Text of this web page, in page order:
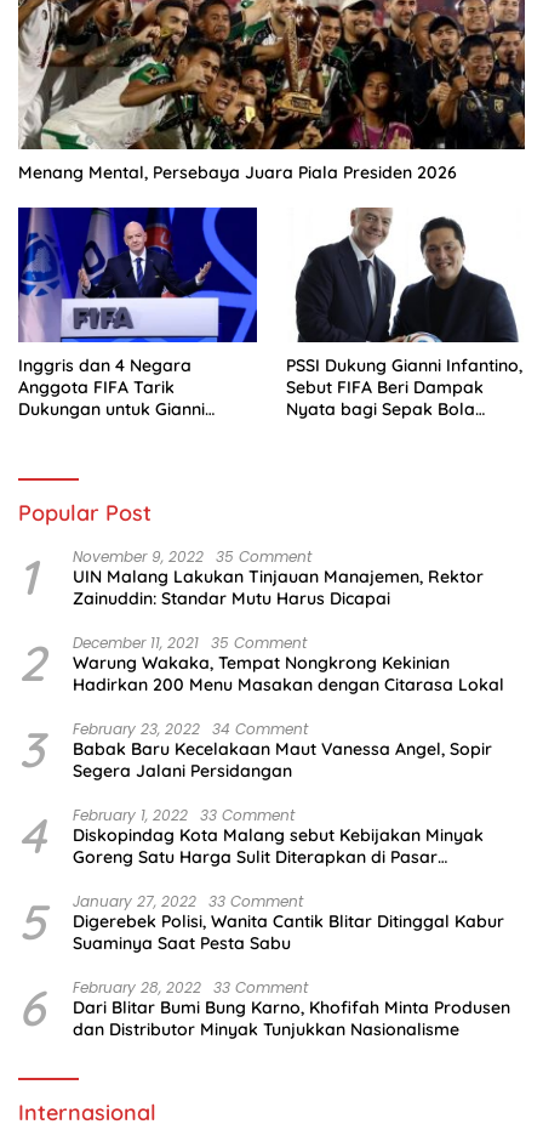
Menang Mental, Persebaya Juara Piala Presiden 2026
Inggris dan 4 Negara
Anggota FIFA Tarik
Dukungan untuk Gianni
PSSI Dukung Gianni Infantino,
Sebut FIFA Beri Dampak
Nyata bagi Sepak Bola
Popular Post
1 November 9, 2022 35 Comment
UIN Malang Lakukan Tinjauan Manajemen, Rektor
Zainuddin: Standar Mutu Harus Dicapai
2 December 11, 2021 35 Comment
Warung Wakaka, Tempat Nongkrong Kekinian
Hadirkan 200 Menu Masakan dengan Citarasa Lokal
3 February 23, 2022 34 Comment
Babak Baru Kecelakaan Maut Vanessa Angel, Sopir
Segera Jalani Persidangan
4 February 1, 2022 33 Comment
Diskopindag Kota Malang sebut Kebijakan Minyak
Goreng Satu Harga Sulit Diterapkan di Pasar
5 January 27, 2022 33 Comment
Digerebek Polisi, Wanita Cantik Blitar Ditinggal Kabur
Suaminya Saat Pesta Sabu
6 February 28, 2022 33 Comment
Dari Blitar Bumi Bung Karno, Khofifah Minta Produsen
dan Distributor Minyak Tunjukkan Nasionalisme
Internasional